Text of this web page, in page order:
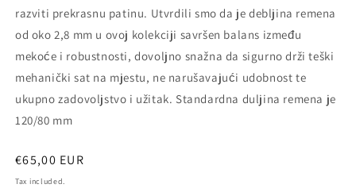
razviti prekrasnu patinu. Utvrdili smo da je debljina remena
od oko 2,8 mm u ovoj kolekciji savršen balans između
mekoće i robustnosti, dovoljno snažna da sigurno drži teški
mehanički sat na mjestu, ne narušavajući udobnost te
ukupno zadovoljstvo i užitak. Standardna duljina remena je
120/80 mm
Regular
price
€65,00 EUR
Tax included.